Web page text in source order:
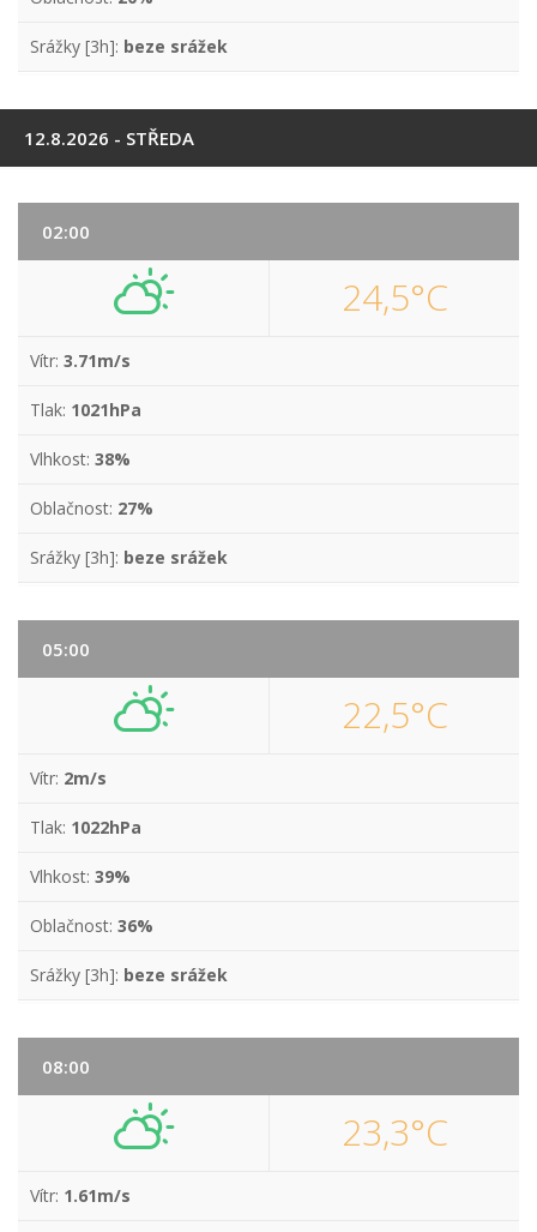
Srážky [3h]: beze srážek
12.8.2026 - STŘEDA
02:00
24,5°C
Vítr: 3.71m/s
Tlak: 1021hPa
Vlhkost: 38%
Oblačnost: 27%
Srážky [3h]: beze srážek
05:00
22,5°C
Vítr: 2m/s
Tlak: 1022hPa
Vlhkost: 39%
Oblačnost: 36%
Srážky [3h]: beze srážek
08:00
23,3°C
Vítr: 1.61m/s